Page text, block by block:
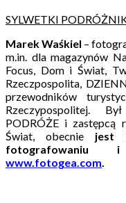
SYLWETKI
Marek Waśkiel –
m.in. dla magazynów
Focus, Dom i Świat,
Rzeczpospolita,
przewodników
Rzeczypospolitej.
PODRÓŻE i zastępcą
Świat, obecnie jest
fotografowaniu i
www.fotogea.com.